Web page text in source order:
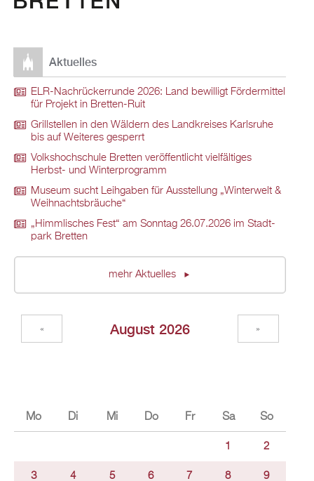
Ak­tu­el­les
ELR-Nach­rü­ck­er­run­de 2026: Land be­wil­ligt För­der­mit­tel
für Pro­jekt in Brett­en-Ruit
Grill­stel­len in den Wäl­dern des Land­krei­ses Karls­ru­he
bis auf Wei­te­res ge­sperrt
Volks­hoch­schu­le Brett­en ver­öf­fent­licht viel­fäl­ti­ges
Herbst- und Win­ter­pro­gramm
Mu­se­um sucht Leih­ga­ben für Aus­stel­lung „Win­ter­welt &
Weih­nachts­bräu­che“
„Himm­li­sches Fest“ am Sonn­tag 26.07.2026 im Stadt­
park Brett­en
mehr Ak­tu­el­les
Au­gust 2026
« »
Mo Di Mi Do Fr Sa So
1 2
3 4 5 6 7 8 9